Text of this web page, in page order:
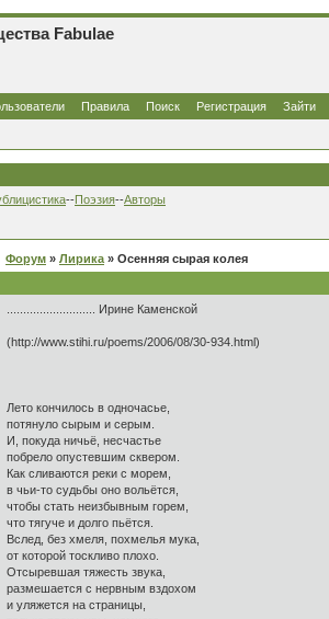
Fabulae
Правила Поиск Регистрация Зайти
--Поэзия--Авторы
Форум » Лирика » Осенняя сырая колея
........................... Ирине Каменской
(http://www.stihi.ru/poems/2006/08/30-934.html)
Лето кончилось в одночасье,
потянуло сырым и серым.
И, покуда ничьё, несчастье
побрело опустевшим сквером.
Как сливаются реки с морем,
в чьи-то судьбы оно вольётся,
чтобы стать неизбывным горем,
что тягуче и долго пьётся.
Вслед, без хмеля, похмелья мука,
от которой тоскливо плохо.
Отсыревшая тяжесть звука,
размешается с нервным вздохом
и уляжется на страницы,